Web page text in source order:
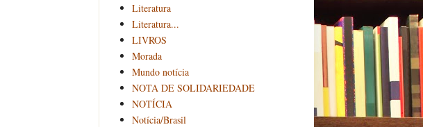
Literatura
Literatura...
LIVROS
Morada
Mundo notícia
NOTA DE SOLIDARIEDADE
NOTÍCIA
Notícia/Brasil